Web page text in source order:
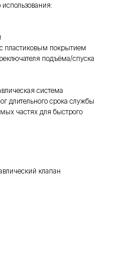
пластиковым покрытием
подъёма/спуска
система
длительного срока службы
частях для быстрого
клапан